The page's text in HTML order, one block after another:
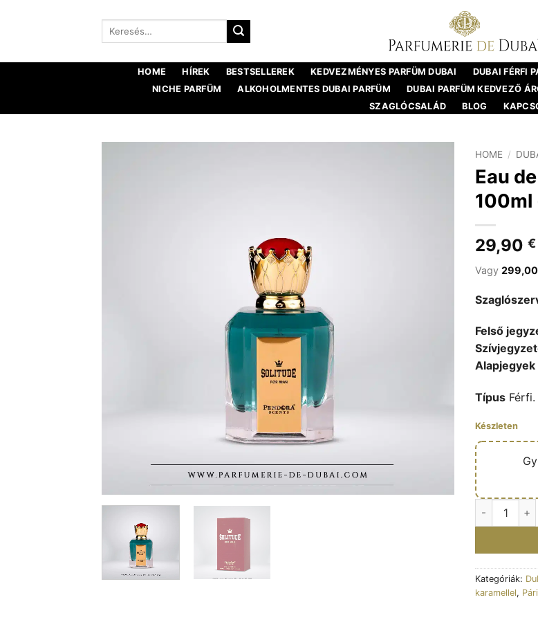
Keresés:
HOME HÍREK BESTSELLEREK KEDVEZMÉNYES PARFÜM DUBAI DUBAI FÉRFI
NICHE PARFÜM
ALKOHOLMENTES DUBAI PARFÜM DUBAI PARFÜM KEDVEZŐ
SZAGLÓCSALÁD
BLOG
HOME /
Eau
100ml
29,90 €
Vagy 299,00
Felső
Alapjegyek
Típus Férfi.
Készleten
Eau de
Kategóriák:
karamellel,